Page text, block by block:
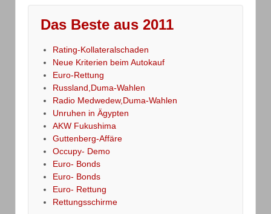
Das Beste aus 2011
Rating-Kollateralschaden
Neue Kriterien beim Autokauf
Euro-Rettung
Russland,Duma-Wahlen
Radio Medwedew,Duma-Wahlen
Unruhen in Ägypten
AKW Fukushima
Guttenberg-Affäre
Occupy- Demo
Euro- Bonds
Euro- Bonds
Euro- Rettung
Rettungsschirme